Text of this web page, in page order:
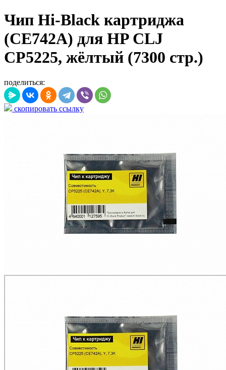
Чип Hi-Black картриджа
(CE742A) для HP CLJ
CP5225, жёлтый (7300 стр.)
поделиться:
скопировать ссылку